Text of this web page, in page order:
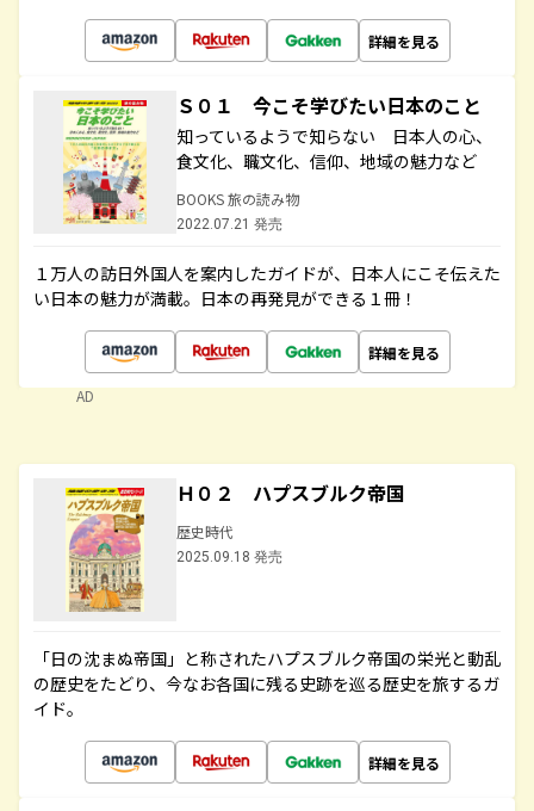
詳細を見る
Ｓ０１ 今こそ学びたい日本のこと
知っているようで知らない 日本人の心、
食文化、職文化、信仰、地域の魅力など
BOOKS 旅の読み物
2022.07.21 発売
１万人の訪日外国人を案内したガイドが、日本人にこそ伝えた
い日本の魅力が満載。日本の再発見ができる１冊！
詳細を見る
AD
Ｈ０２ ハプスブルク帝国
歴史時代
2025.09.18 発売
「日の沈まぬ帝国」と称されたハプスブルク帝国の栄光と動乱
の歴史をたどり、今なお各国に残る史跡を巡る歴史を旅するガ
イド。
詳細を見る